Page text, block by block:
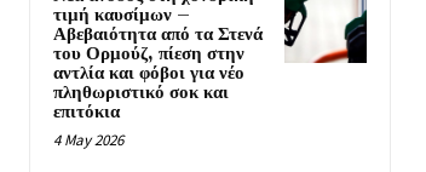
τιμή καυσίμων –
Αβεβαιότητα από τα Στενά
του Ορμούζ, πίεση στην
αντλία και φόβοι για νέο
πληθωριστικό σοκ και
επιτόκια
4 May 2026